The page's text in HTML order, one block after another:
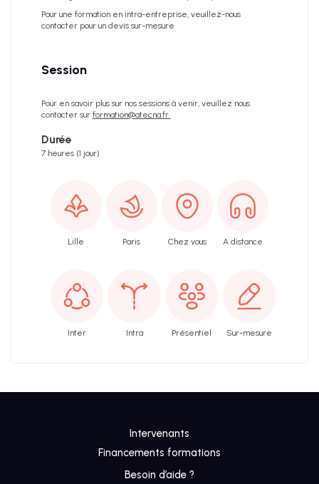
Pour une formation en intra-entreprise, veuillez-nous
contacter pour un devis sur-mesure
Session
Pour en savoir plus sur nos sessions à venir, veuillez nous
contacter sur formation@atecna.fr
Durée
7 heures (1 jour)
Lille Paris Chez vous A distance
Inter Intra Présentiel Sur-mesure
Intervenants
Financements formations
Besoin d’aide ?